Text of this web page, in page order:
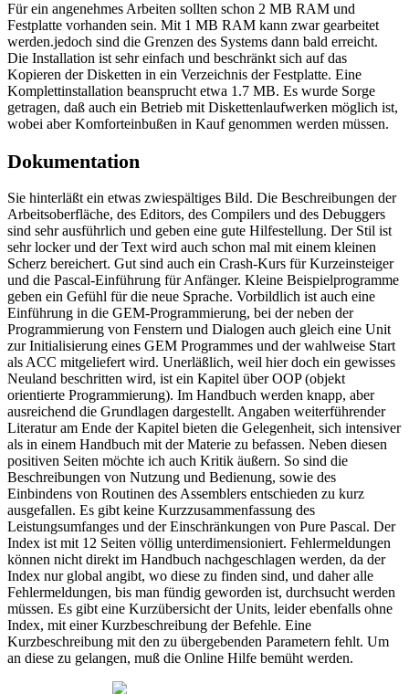
Für ein angenehmes Arbeiten sollten schon 2 MB RAM und
Festplatte vorhanden sein. Mit 1 MB RAM kann zwar gearbeitet
werden.jedoch sind die Grenzen des Systems dann bald erreicht.
Die Installation ist sehr einfach und beschränkt sich auf das
Kopieren der Disketten in ein Verzeichnis der Festplatte. Eine
Komplettinstallation beansprucht etwa 1.7 MB. Es wurde Sorge
getragen, daß auch ein Betrieb mit Diskettenlaufwerken möglich ist,
wobei aber Komforteinbußen in Kauf genommen werden müssen.
Dokumentation
Sie hinterläßt ein etwas zwiespältiges Bild. Die Beschreibungen der
Arbeitsoberfläche, des Editors, des Compilers und des Debuggers
sind sehr ausführlich und geben eine gute Hilfestellung. Der Stil ist
sehr locker und der Text wird auch schon mal mit einem kleinen
Scherz bereichert. Gut sind auch ein Crash-Kurs für Kurzeinsteiger
und die Pascal-Einführung für Anfänger. Kleine Beispielprogramme
geben ein Gefühl für die neue Sprache. Vorbildlich ist auch eine
Einführung in die GEM-Programmierung, bei der neben der
Programmierung von Fenstern und Dialogen auch gleich eine Unit
zur Initialisierung eines GEM Programmes und der wahlweise Start
als ACC mitgeliefert wird. Unerläßlich, weil hier doch ein gewisses
Neuland beschritten wird, ist ein Kapitel über OOP (objekt
orientierte Programmierung). Im Handbuch werden knapp, aber
ausreichend die Grundlagen dargestellt. Angaben weiterführender
Literatur am Ende der Kapitel bieten die Gelegenheit, sich intensiver
als in einem Handbuch mit der Materie zu befassen. Neben diesen
positiven Seiten möchte ich auch Kritik äußern. So sind die
Beschreibungen von Nutzung und Bedienung, sowie des
Einbindens von Routinen des Assemblers entschieden zu kurz
ausgefallen. Es gibt keine Kurzzusammenfassung des
Leistungsumfanges und der Einschränkungen von Pure Pascal. Der
Index ist mit 12 Seiten völlig unterdimensioniert. Fehlermeldungen
können nicht direkt im Handbuch nachgeschlagen werden, da der
Index nur global angibt, wo diese zu finden sind, und daher alle
Fehlermeldungen, bis man fündig geworden ist, durchsucht werden
müssen. Es gibt eine Kurzübersicht der Units, leider ebenfalls ohne
Index, mit einer Kurzbeschreibung der Befehle. Eine
Kurzbeschreibung mit den zu übergebenden Parametern fehlt. Um
an diese zu gelangen, muß die Online Hilfe bemüht werden.